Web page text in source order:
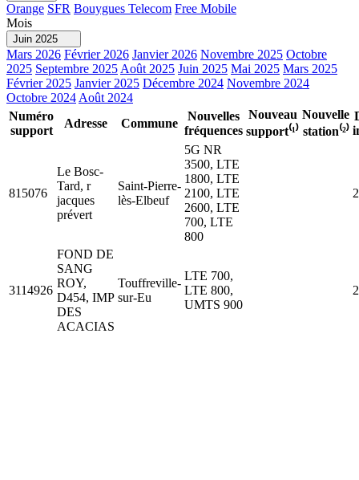
Orange SFR Bouygues Telecom Free Mobile
Mois
Juin 2025
Mars 2026 Février 2026 Janvier 2026 Novembre 2025 Octobre
2025 Septembre 2025 Août 2025 Juin 2025 Mai 2025 Mars 2025
Février 2025 Janvier 2025 Décembre 2024 Novembre 2024
Octobre 2024 Août 2024
Numéro
support
Adresse Commune
Nouvelles
fréquences
Nouveau
support⁽¹⁾
Nouvelle
station⁽²⁾
815076
Le Bosc-
Tard, r
jacques
prévert
Saint-Pierre-
lès-Elbeuf
5G NR
3500, LTE
1800, LTE
2100, LTE
2600, LTE
700, LTE
800
3114926
FOND DE
SANG
ROY,
D454, IMP
DES
ACACIAS
Touffreville-
sur-Eu
LTE 700,
LTE 800,
UMTS 900